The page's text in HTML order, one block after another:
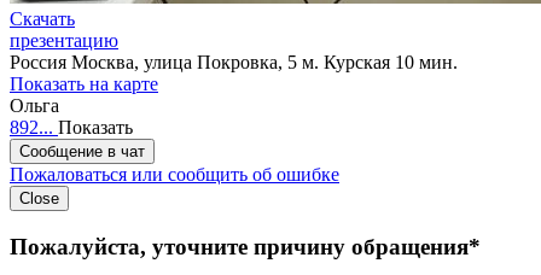
Скачать
презентацию
Россия Москва, улица Покровка, 5 м. Курская 10 мин.
Показать на карте
Ольга
892... Показать
Сообщение в чат
Пожаловаться или сообщить об ошибке
Close
Пожалуйста, уточните причину обращения*